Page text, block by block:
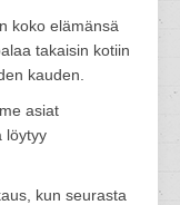
koko elämänsä
takaisin kotiin
kauden.
asiat
löytyy
kun seurasta